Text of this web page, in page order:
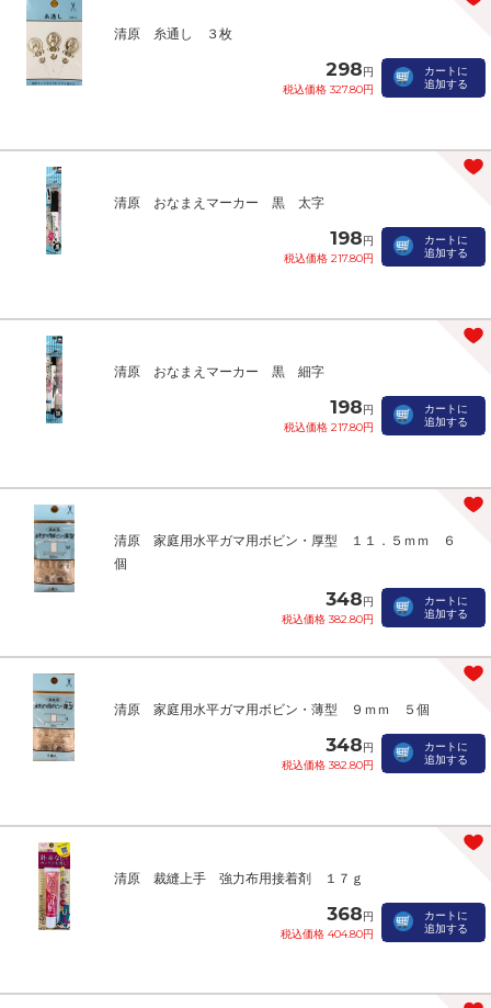
清原 糸通し ３枚
298円
税込価格 327.80円
カートに
追加する
清原 おなまえマーカー 黒 太字
198円
税込価格 217.80円
カートに
追加する
清原 おなまえマーカー 黒 細字
198円
税込価格 217.80円
カートに
追加する
清原 家庭用水平ガマ用ボビン・厚型 １１．５ｍｍ ６
個
348円
税込価格 382.80円
カートに
追加する
清原 家庭用水平ガマ用ボビン・薄型 ９ｍｍ ５個
348円
税込価格 382.80円
カートに
追加する
清原 裁縫上手 強力布用接着剤 １７ｇ
368円
税込価格 404.80円
カートに
追加する